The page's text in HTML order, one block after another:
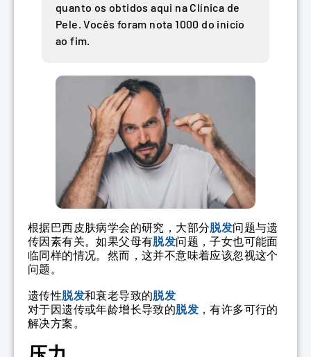
quanto os obtidos aqui na Clínica de
Pele. Vocês foram nota 1000 do início
ao fim.
根据巴西皮肤病学会的研究，大部分脱发问题与遗
传因素有关。如果父母有脱发问题，子女也可能面
临同样的情况。然而，这并不意味着应该忽视这个
问题。
遗传性脱发和衰老导致的脱发
对于因遗传或年龄增长导致的脱发 ，有许多可行的
解决方案。